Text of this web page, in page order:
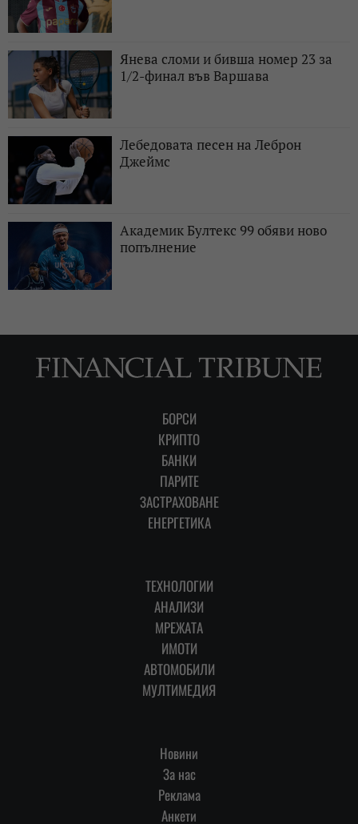
Янева сломи и бивша номер 23 за
1/2-финал във Варшава
Лебедовата песен на Леброн
Джеймс
Академик Бултекс 99 обяви ново
попълнение
БОРСИ
КРИПТО
БАНКИ
ПАРИТЕ
ЗАСТРАХОВАНЕ
ЕНЕРГЕТИКА
ТЕХНОЛОГИИ
АНАЛИЗИ
МРЕЖАТА
ИМОТИ
АВТОМОБИЛИ
МУЛТИМЕДИЯ
Новини
За нас
Реклама
Анкети